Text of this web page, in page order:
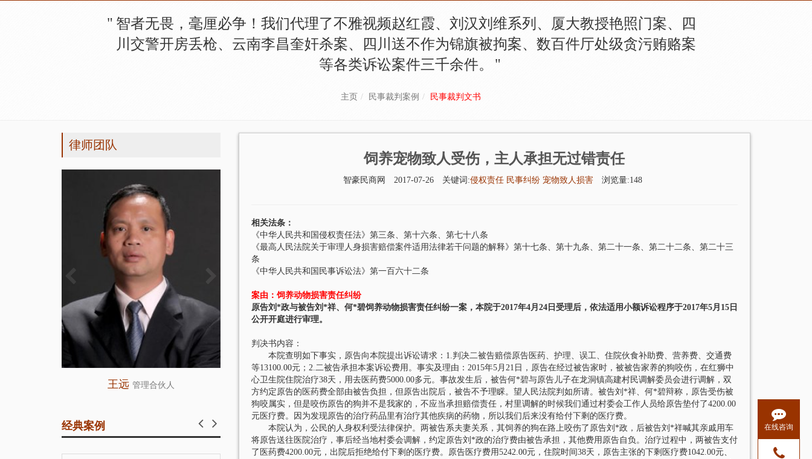
智者无畏，毫厘必争！我们代理了不雅视频赵红霞、刘汉刘维系列、厦大教授艳照门案、四
川交警开房丢枪、云南李昌奎奸杀案、四川送不作为锦旗被拘案、数百件厅处级贪污贿赂案
等各类诉讼案件三千余件。
主页 民事裁判案例 民事裁判文书
律师团队
王远 管理合伙人 段文彬 主任律师 王远管理合伙人
经典案例
饲养宠物致人受伤，主人承担无过错责任
智豪民商网 2017-07-26 关键词:侵权责任 民事纠纷宠物致人损害 浏览量:148
相关法条：
《中华人民共和国侵权责任法》第三条、第十六条、第七十八条
《最高人民法院关于审理人身损害赔偿案件适用法律若干问题的解释》第十七条、第十九条、第二十一条、第二十二条、第二十三
条
《中华人民共和国民事诉讼法》第一百六十二条
案由：饲养动物损害责任纠纷
原告刘*政与被告刘*祥、 何*碧饲养动物损害责任纠纷一案，本院于2017年4月24日受理后，依法适用小额诉讼程序于2017年5月15日
公开开庭进行审理。
判决书内容：
本院查明如下事实，原告向本院提出诉讼请求：1.判决二被告赔偿原告医药、护理、误工、住院伙食补助费、营养费、交通费
等13100.00元；2.二被告承担本案诉讼费用。事实及理由：2015年5月21日，原告在经过被告家时，被被告家养的狗咬伤，在红狮中
心卫生院住院治疗38天，用去医药费5000.00多元。事故发生后，被告何*碧与原告儿子在龙洞镇高建村民调解委员会进行调解，双
方约定原告的医药费全部由被告负担，但原告出院后，被告不予理睬。望人民法院判如所请。被告刘*祥、何*碧辩称，原告受伤被
狗咬属实，但是咬伤原告的狗并不是我家的，不应当承担赔偿责任，村里调解的时候我们通过村委会工作人员给原告垫付了4200.00
元医疗费。因为发现原告的治疗药品里有治疗其他疾病的药物，所以我们后来没有给付下剩的医疗费。
本院认为，公民的人身权利受法律保护。两被告系夫妻关系，其饲养的狗在路上咬伤了原告刘*政，后被告刘*祥喊其亲戚用车
将原告送往医院治疗，事后经当地村委会调解，约定原告刘*政的治疗费由被告承担，其他费用原告自负。治疗过程中，两被告支付
了医药费4200.00元，出院后拒绝给付下剩的医疗费。原告医疗费用5242.00元，住院时间38天，原告主张的下剩医疗费1042.00元、
在线咨询